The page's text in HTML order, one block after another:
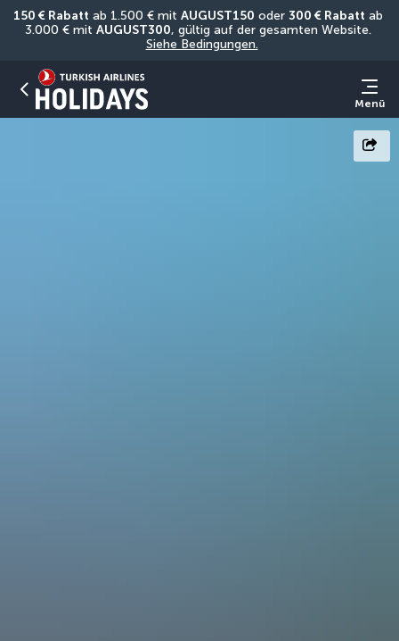
150 € Rabatt ab 1.500 € mit AUGUST150 oder 300 € Rabatt ab
3.000 € mit AUGUST300
Siehe Bedingungen.
Menü